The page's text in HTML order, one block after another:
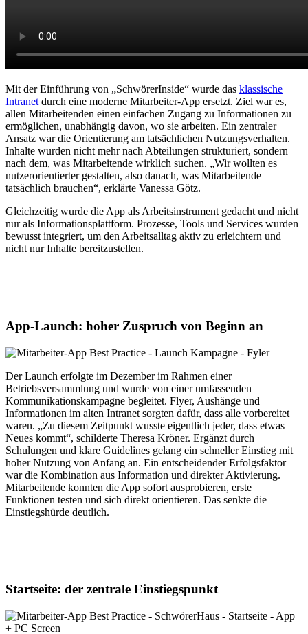
Mit der Einführung von „SchwörerInside“ wurde das klassische
Intranet durch eine moderne Mitarbeiter-App ersetzt. Ziel war es,
allen Mitarbeitenden einen einfachen Zugang zu Informationen zu
ermöglichen, unabhängig davon, wo sie arbeiten. Ein zentraler
Ansatz war die Orientierung am tatsächlichen Nutzungsverhalten.
Inhalte wurden nicht mehr nach Abteilungen strukturiert, sondern
nach dem, was Mitarbeitende wirklich suchen. „Wir wollten es
nutzerorientierter gestalten, also danach, was Mitarbeitende
tatsächlich brauchen“, erklärte Vanessa Götz.
Gleichzeitig wurde die App als Arbeitsinstrument gedacht und nicht
nur als Informationsplattform. Prozesse, Tools und Services wurden
bewusst integriert, um den Arbeitsalltag aktiv zu erleichtern und
nicht nur Inhalte bereitzustellen.
App-Launch: hoher Zuspruch von Beginn an
Der Launch erfolgte im Dezember im Rahmen einer
Betriebsversammlung und wurde von einer umfassenden
Kommunikationskampagne begleitet. Flyer, Aushänge und
Informationen im alten Intranet sorgten dafür, dass alle vorbereitet
waren. „Zu diesem Zeitpunkt wusste eigentlich jeder, dass etwas
Neues kommt“, schilderte Theresa Kröner. Ergänzt durch
Schulungen und klare Guidelines gelang ein schneller Einstieg mit
hoher Nutzung von Anfang an. Ein entscheidender Erfolgsfaktor
war die Kombination aus Information und direkter Aktivierung.
Mitarbeitende konnten die App sofort ausprobieren, erste
Funktionen testen und sich direkt orientieren. Das senkte die
Einstiegshürde deutlich.
Startseite: der zentrale Einstiegspunkt